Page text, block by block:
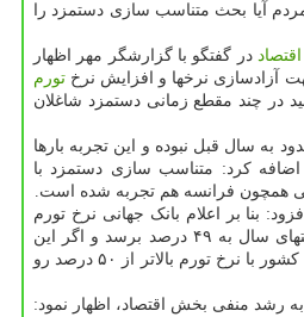
آیا بحث متناسب سازی دستمزد را
اقتصاد در گفتگو با گزارشگر مهر اظهار
آزادسازی نرخها و افزایش نرخ تورم
۵۹ درصد رسید در چند مقطع زمانی دستمزد شاغلان
به سال قبل نبوده و این تجربه بارها
کرد: متناسب سازی دستمزد با
همچون فرانسه هم تجربه شده است.
بنا بر اعلام بانک جهانی نرخ تورم
در ایران انتظار می رود تا انتهای سال به ۴۹ درصد برسد و اگر این
روند ادامه پیدا کند سال آینده کشور با نرخ تورم بالاتر از ۵۰ درصد رو
به رشد منفی بخش اقتصاد، اظهار نمود: